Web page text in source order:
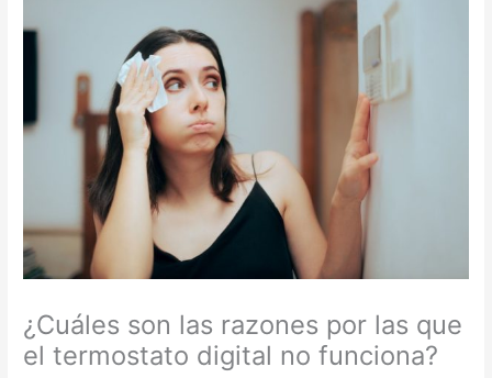
¿Cuáles son las razones por las que
el termostato digital no funciona?